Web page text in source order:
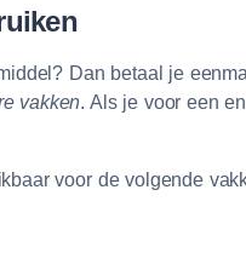
Dan betaal je
vakken. Als je voor een
voor de volgende